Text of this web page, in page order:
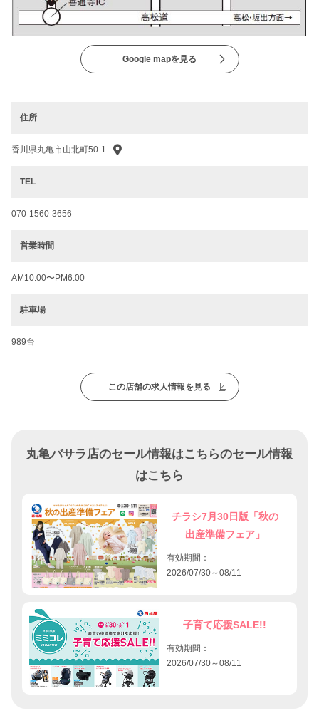
Google mapを見る
住所
香川県丸亀市山北町50-1
TEL
070-1560-3656
営業時間
AM10:00〜PM6:00
駐車場
989台
この店舗の求人情報を見る
丸亀バサラ店のセール情報はこちらのセール情報
はこちら
チラシ7月30日版「秋の
出産準備フェア」
有効期間：
2026/07/30～08/11
子育て応援SALE!!
有効期間：
2026/07/30～08/11